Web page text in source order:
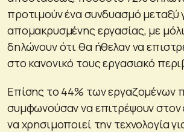
προτιμούν ένα συνδυασμό μεταξύ
απομακρυσμένης εργασίας, με
δηλώνουν ότι θα ήθελαν να
στο κανονικό τους εργασιακό
Επίσης το 44% των εργαζομένων
συμφωνούσαν να επιτρέψουν
να χρησιμοποιεί την τεχνολογία